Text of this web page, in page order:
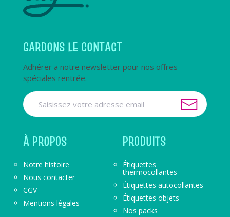
GARDONS LE CONTACT
Adhérer a notre newsletter pour nos offres
spéciales rentrée.
À PROPOS
Notre histoire
Nous contacter
CGV
Mentions légales
PRODUITS
Étiquettes
thermocollantes
Étiquettes autocollantes
Étiquettes objets
Nos packs